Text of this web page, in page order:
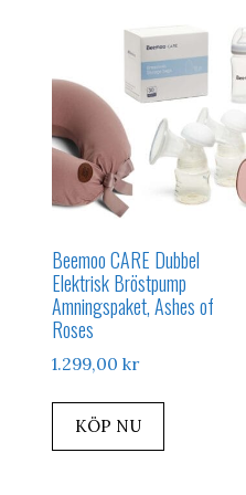
Beemoo CARE Dubbel
Elektrisk Bröstpump
Amningspaket, Ashes of
Roses
1.299,00 kr
KÖP NU